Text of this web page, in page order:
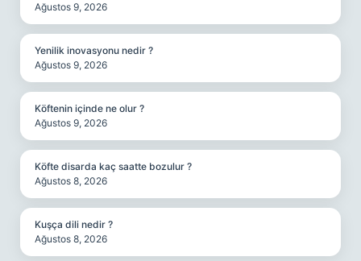
Ağustos 9, 2026
Yenilik inovasyonu nedir ?
Ağustos 9, 2026
Köftenin içinde ne olur ?
Ağustos 9, 2026
Köfte disarda kaç saatte bozulur ?
Ağustos 8, 2026
Kuşça dili nedir ?
Ağustos 8, 2026